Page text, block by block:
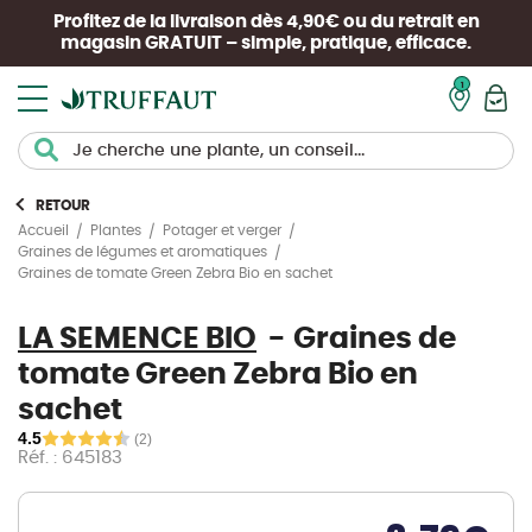
Profitez de la livraison dès 4,90€ ou du retrait en
magasin GRATUIT – simple, pratique, efficace.
RETOUR
Accueil
Plantes
Potager et verger
Graines de légumes et aromatiques
Graines de tomate Green Zebra Bio en sachet
LA SEMENCE BIO
Graines de
tomate Green Zebra Bio en
sachet
4.5 (2)
Réf. : 645183